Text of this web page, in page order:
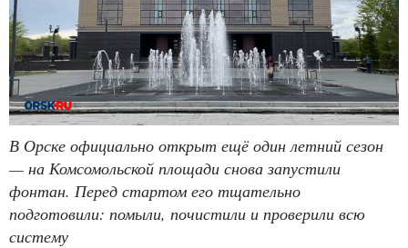
В Орске официально открыт ещё один летний сезон
— на Комсомольской площади снова запустили
фонтан. Перед стартом его тщательно
подготовили: помыли, почистили и проверили всю
систему